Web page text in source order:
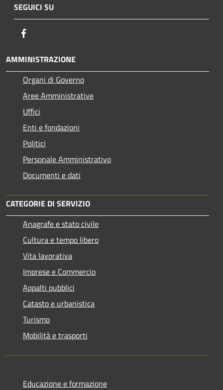
SEGUICI SU
AMMINISTRAZIONE
Organi di Governo
Aree Amministrative
Uffici
Enti e fondazioni
Politici
Personale Amministrativo
Documenti e dati
CATEGORIE DI SERVIZIO
Anagrafe e stato civile
Cultura e tempo libero
Vita lavorativa
Imprese e Commercio
Appalti pubblici
Catasto e urbanistica
Turismo
Mobilità e trasporti
Educazione e formazione